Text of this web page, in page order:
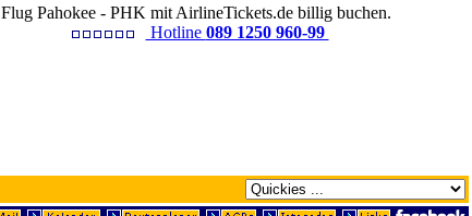
Flug Pahokee - PHK mit AirlineTickets.de billig buchen.
Hotline 089 1250 960-99